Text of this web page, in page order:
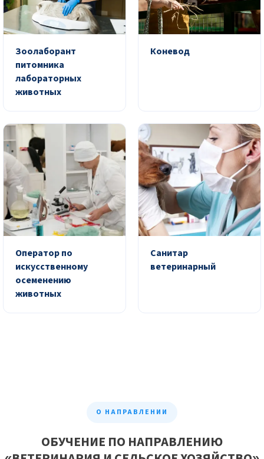
Зоолаборант
питомника
лабораторных
животных
Коневод
Оператор по
искусственному
осеменению
животных
Санитар
ветеринарный
О НАПРАВЛЕНИИ
ОБУЧЕНИЕ ПО НАПРАВЛЕНИЮ